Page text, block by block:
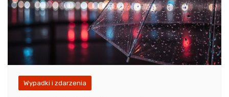
Wypadki i zdarzenia